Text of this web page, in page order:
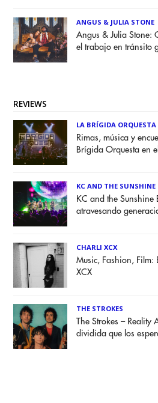
ANGUS & JULIA STONE
Angus & Julia Stone:
el trabajo en tránsito
REVIEWS
LA BRÍGIDA ORQUESTA
Rimas, música y
Brígida Orquesta en
KC AND THE SUNSHINE
KC and the Sunshine
atravesando
CHARLI XCX
Music, Fashion, Film:
XCX
THE STROKES
The Strokes – Reality
dividida que los